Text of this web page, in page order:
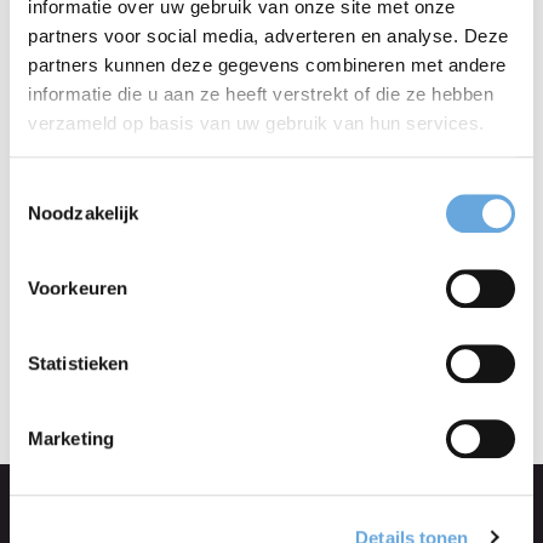
informatie over uw gebruik van onze site met onze
partners voor social media, adverteren en analyse. Deze
partners kunnen deze gegevens combineren met andere
informatie die u aan ze heeft verstrekt of die ze hebben
verzameld op basis van uw gebruik van hun services.
Noodzakelijk
Voorkeuren
Statistieken
Marketing
Details tonen
zeer tevreden over hoe wij dit gezamenlijk zo snel
hebben gerealiseerd en dat de docenten zo flexibel
waren.
geluiden laten horen:
doen. De docent had de tijd goed verdeeld en was
duidelijk en helder in beeld en goed te volgen.’